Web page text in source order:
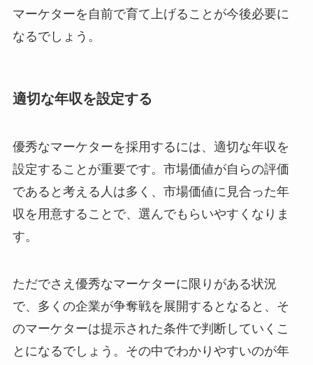
マーケターを自前で育て上げることが今後必要に
なるでしょう。
適切な年収を設定する
優秀なマーケターを採用するには、適切な年収を
設定することが重要です。市場価値が自らの評価
であると考える人は多く、市場価値に見合った年
収を用意することで、選んでもらいやすくなりま
す。
ただでさえ優秀なマーケターに限りがある状況
で、多くの企業が争奪戦を展開するとなると、そ
のマーケターは提示された条件で判断していくこ
とになるでしょう。その中でわかりやすいのが年